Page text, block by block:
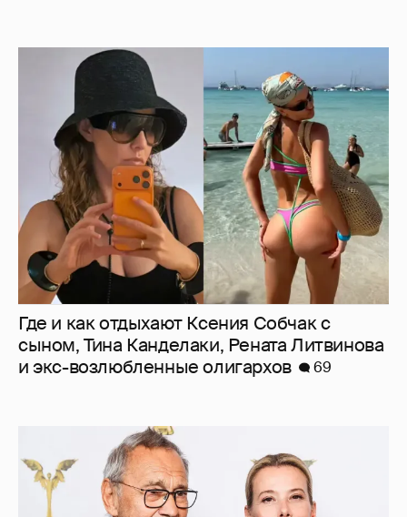
Где и как отдыхают Ксения Собчак с
сыном, Тина Канделаки, Рената Литвинова
и экс-возлюбленные олигархов
69